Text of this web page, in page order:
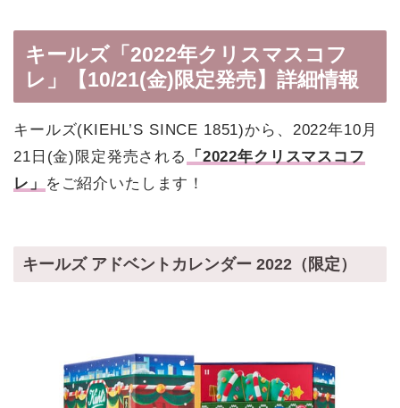
キールズ「2022年クリスマスコフ
レ」【10/21(金)限定発売】詳細情報
キールズ(KIEHL’S SINCE 1851)から、2022年10月
21日(金)限定発売される
「2022年クリスマスコフ
レ」
をご紹介いたします！
キールズ アドベントカレンダー 2022（限定）